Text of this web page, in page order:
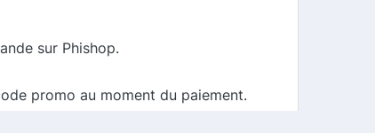
sur Phishop.
promo au moment du paiement.